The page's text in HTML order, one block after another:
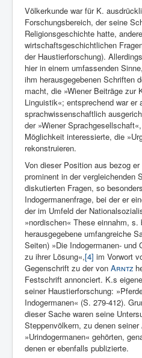
Völkerkunde war für K.
Forschungsbereich, der seine
Religionsgeschichte hatte,
wirtschaftsgeschichtlichen
der Haustierforschung).
hier in einem umfassenden
ihm herausgegebenen Schriften
macht, die »Wiener Beiträge zur
Linguistik«; entsprechend war er
sprachwissenschaftlich
der »Wiener
Möglichkeit interessierte, die
rekonstruieren.
Von dieser Position aus bezog
prominent in der vergleichenden
diskutierten Fragen, so
Indogermanenfrage, bei der er
der im Umfeld der
»nordischen« These einnahm,
herausgegebene umfangreiche
Seiten) »Die Indogermanen- und
zu ihrer Lösung«,[4] im Vorwort
Gegenschrift zu der von Arntz
Festschrift annonciert. K.s
seiner Haustierforschung:
Indogermanen« (S. 279-412).
dieser Sache waren seine
Steppenvölkern, zu denen
»Urindogermanen« gehörten,
denen er ebenfalls publizierte.